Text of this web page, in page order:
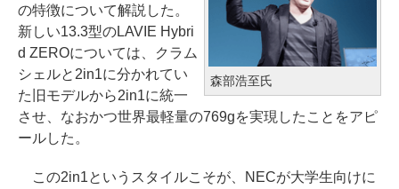
森部浩至氏
の特徴について解説した。
新しい13.3型のLAVIE Hybri
d ZEROについては、クラム
シェルと2in1に分かれてい
た旧モデルから2in1に統一
させ、なおかつ世界最軽量の769gを実現したことをアピ
ールした。
この2in1というスタイルこそが、NECが大学生向けに